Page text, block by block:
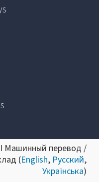
Машинный перевод /
(English, Русский,
Українська)